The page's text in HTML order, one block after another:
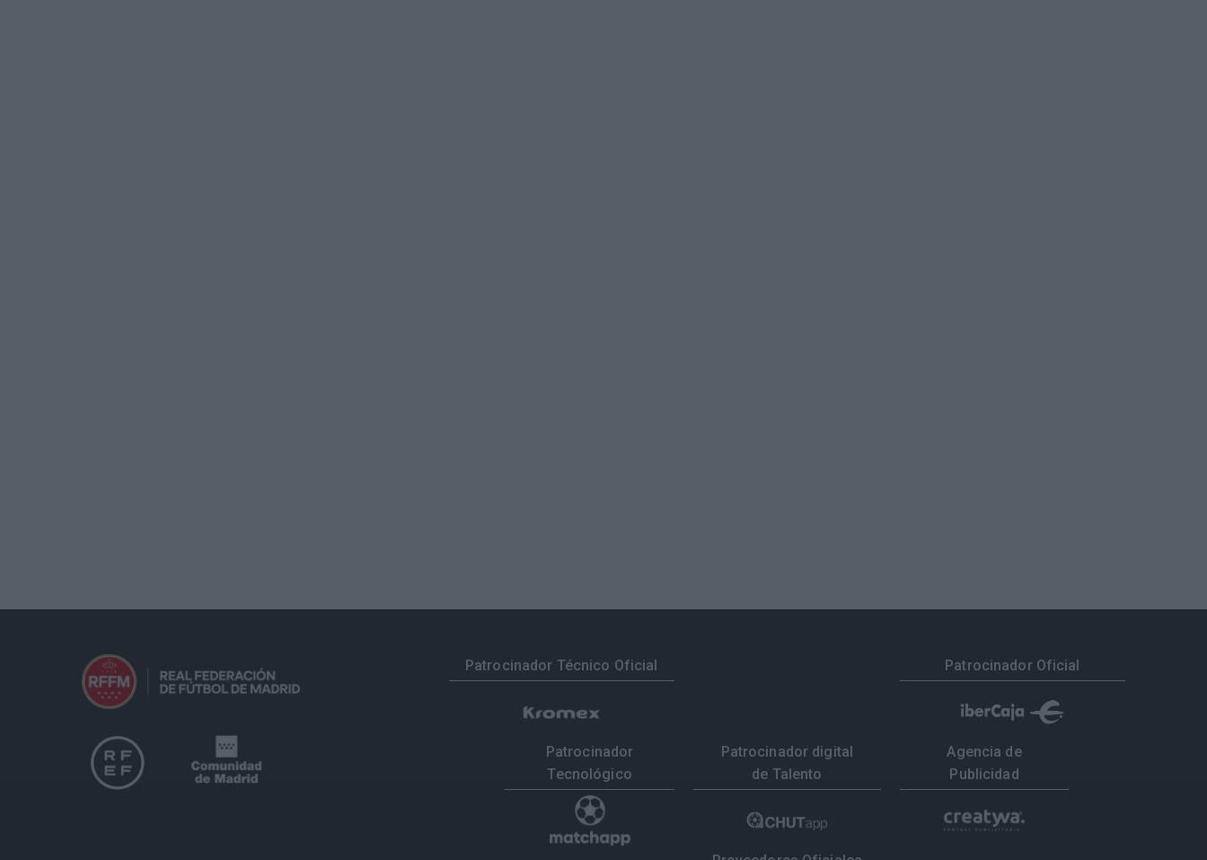
Patrocinador Técnico Oficial Patrocinador Oficial
Patrocinador
Tecnológico
Patrocinador digital
de Talento
Agencia de
Publicidad